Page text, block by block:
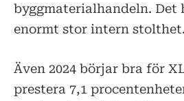
byggmaterialhandeln. Det
enormt stor intern stolthet.
Även 2024 börjar bra för
prestera 7,1